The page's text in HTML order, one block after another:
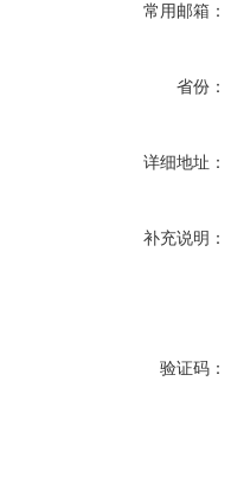
常用邮箱：
省份：
详细地址：
补充说明：
验证码：